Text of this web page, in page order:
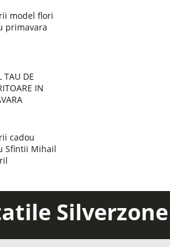
model flori
primavara
TAU DE
IN
cadou
Sfintii Mihail
Silverzone